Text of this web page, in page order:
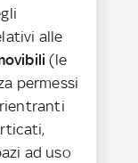
alle
(le
permessi
ad uso